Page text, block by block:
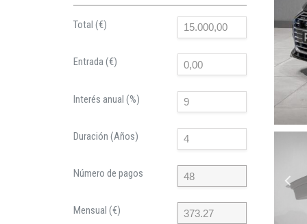
Total (€)
Entrada (€)
Interés anual (%)
Duración (Años)
Número de pagos
Mensual (€)